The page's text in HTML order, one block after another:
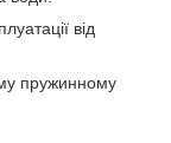
від
пружинному